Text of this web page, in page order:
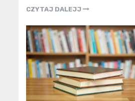
CZYTAJ DALEJJ